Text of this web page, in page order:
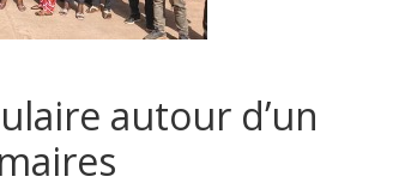
autour d’un